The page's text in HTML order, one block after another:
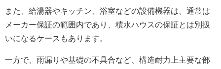
また、給湯器やキッチン、浴室などの設備機器は、通常は
メーカー保証の範囲内であり、積水ハウスの保証とは別扱
いになるケースもあります。
一方で、雨漏りや基礎の不具合など、構造耐力上主要な部